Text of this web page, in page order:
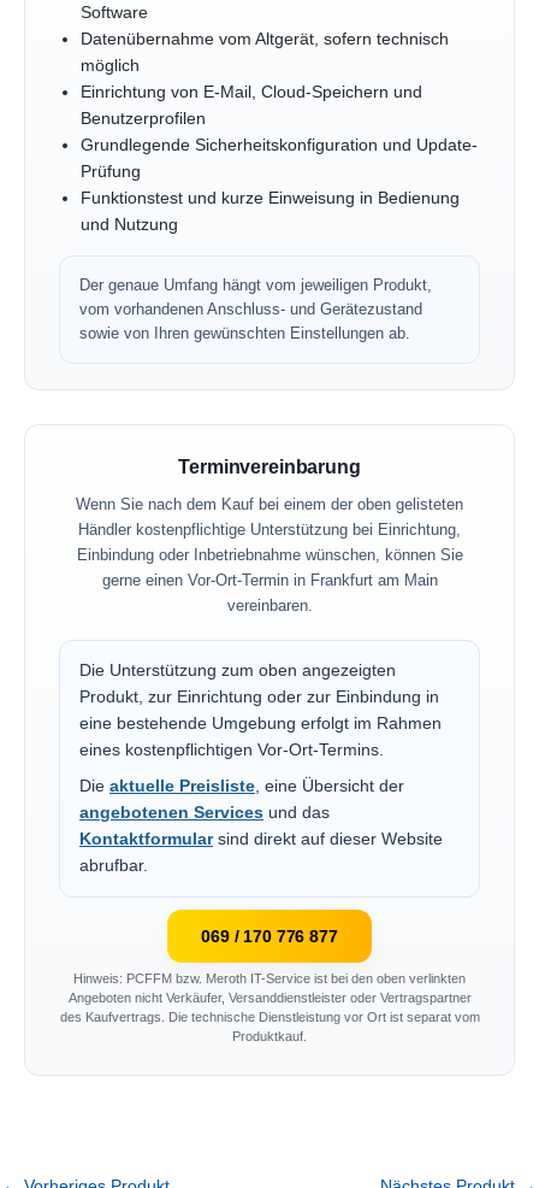
Software
Datenübernahme vom Altgerät, sofern technisch
möglich
Einrichtung von E-Mail, Cloud-Speichern und
Benutzerprofilen
Grundlegende Sicherheitskonfiguration und Update-
Prüfung
Funktionstest und kurze Einweisung in Bedienung
und Nutzung
Der genaue Umfang hängt vom jeweiligen Produkt,
vom vorhandenen Anschluss- und Gerätezustand
sowie von Ihren gewünschten Einstellungen ab.
Terminvereinbarung
Wenn Sie nach dem Kauf bei einem der oben gelisteten
Händler kostenpflichtige Unterstützung bei Einrichtung,
Einbindung oder Inbetriebnahme wünschen, können Sie
gerne einen Vor-Ort-Termin in Frankfurt am Main
vereinbaren.
Die Unterstützung zum oben angezeigten
Produkt, zur Einrichtung oder zur Einbindung in
eine bestehende Umgebung erfolgt im Rahmen
eines kostenpflichtigen Vor-Ort-Termins.
Die aktuelle Preisliste, eine Übersicht der
angebotenen Services und das
Kontaktformularsind direkt auf dieser Website
abrufbar.
069 / 170 776 877
Hinweis: PCFFM bzw. Meroth IT-Service ist bei den oben verlinkten
Angeboten nicht Verkäufer, Versanddienstleister oder Vertragspartner
des Kaufvertrags. Die technische Dienstleistung vor Ort ist separat vom
Produktkauf.